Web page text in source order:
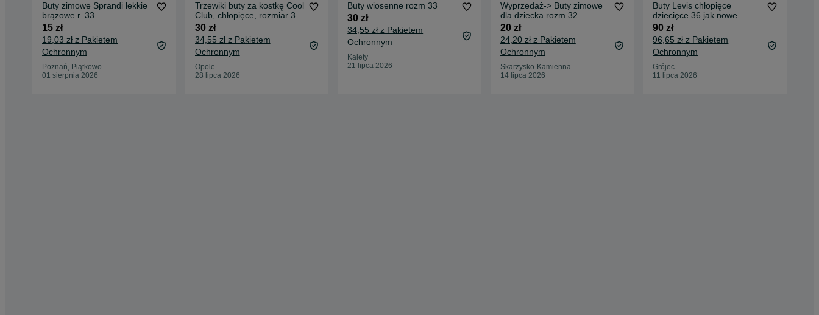
Buty zimowe Sprandi lekkie
brązowe r. 33
15 zł
19,03 zł z Pakietem
Ochronnym
Poznań, Piątkowo
01 sierpnia 2026
Trzewiki buty za kostkę Cool
Club, chłopięce, rozmiar 37
musztardowe
30 zł
34,55 zł z Pakietem
Ochronnym
Opole
28 lipca 2026
Buty wiosenne rozm 33
30 zł
34,55 zł z Pakietem
Ochronnym
Kalety
21 lipca 2026
Wyprzedaż-> Buty zimowe
dla dziecka rozm 32
20 zł
24,20 zł z Pakietem
Ochronnym
Skarżysko-Kamienna
14 lipca 2026
Buty Levis chłopięce
dziecięce 36 jak nowe
90 zł
96,65 zł z Pakietem
Ochronnym
Grójec
11 lipca 2026